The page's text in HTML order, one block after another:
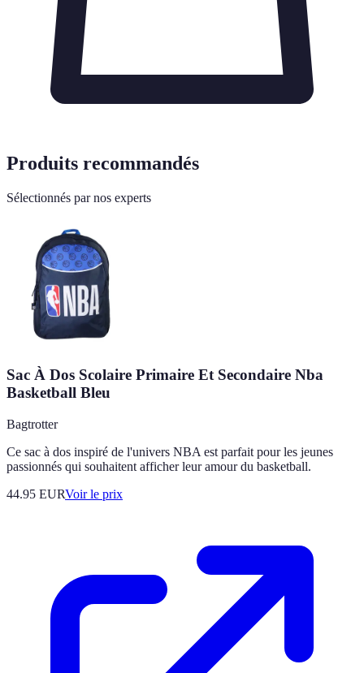
Produits recommandés
Sélectionnés par nos experts
Sac À Dos Scolaire Primaire Et Secondaire Nba
Basketball Bleu
Bagtrotter
Ce sac à dos inspiré de l'univers NBA est parfait pour les jeunes
passionnés qui souhaitent afficher leur amour du basketball.
44.95 EURVoir le prix